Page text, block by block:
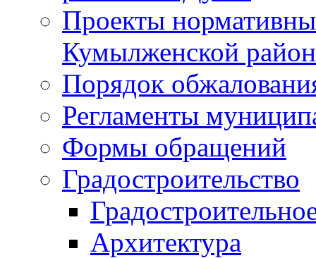
Проекты
Кумылженской
Порядок
Регламенты
Формы обращений
Градостроительство
Архитектура